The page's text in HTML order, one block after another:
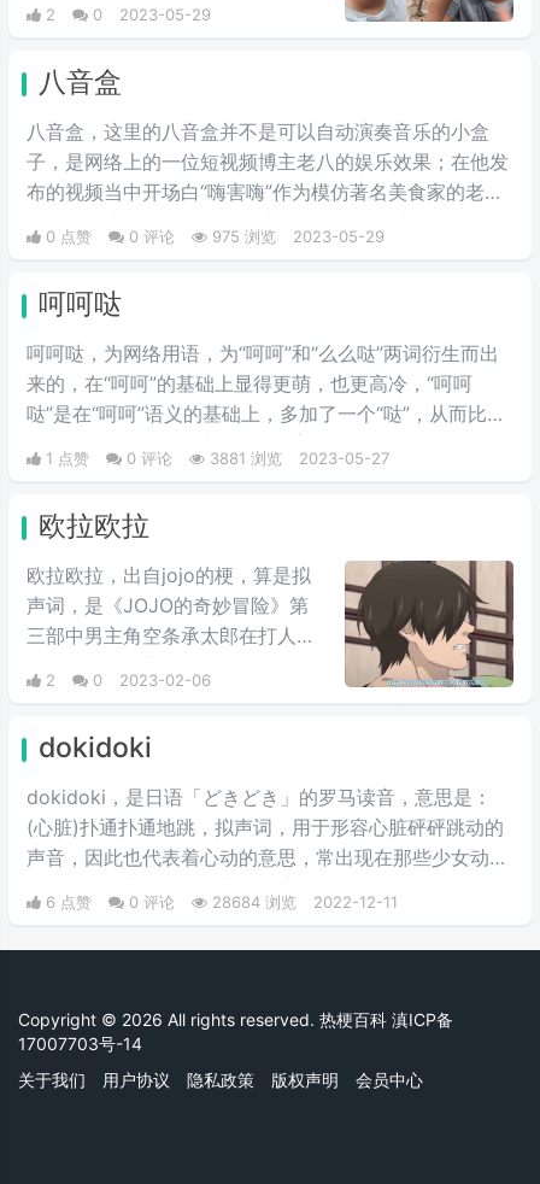
红，现在每当提到“giao”字就会想
到“giao哥”算作是一句口头禅，不
是什么骂人的话。
2 0 2023-05-29
八音盒
八音盒，这里的八音盒并不是可以自动演奏音乐的小盒
子，是网络上的一位短视频博主老八的娱乐效果；在他发
布的视频当中开场白“嗨害嗨”作为模仿著名美食家的老八
白，是引起大家注意的语气词，打招呼用语，由于过于魔
0 点赞 0 评论 975 浏览 2023-05-29
呵呵哒
呵呵哒，为网络用语，为“呵呵”和“么么哒”两词衍生而出
来的，在“呵呵”的基础上显得更萌，也更高冷，“呵呵
哒”是在“呵呵”语义的基础上，多加了一个“哒”，从而比单
中本身也是表达对对方语句的不屑，“呵呵哒”也就还有另
话，但这种语气比前者弱了很多，会使人认为在开玩笑。
1 点赞 0 评论 3881 浏览 2023-05-27
欧拉欧拉
欧拉欧拉，出自jojo的梗，算是拟
声词，是《JOJO的奇妙冒险》第
三部中男主角空条承太郎在打人的
对方的攻击没用。
2 0 2023-02-06
dokidoki
dokidoki，是日语「どきどき」的罗马读音，意思是：
(心脏)扑通扑通地跳，拟声词，用于形容心脏砰砰跳动的
声音，因此也代表着心动的意思，常出现在那些少女动漫
形容剧烈运动或害怕担心的心情，所以体育比赛、试胆大
会这类场景也常使用。
6 点赞 0 评论 28684 浏览 2022-12-11
Copyright © 2026 All rights reserved. 热梗百科 滇ICP备
17007703号-14
关于我们
用户协议 隐私政策 版权声明 会员中心